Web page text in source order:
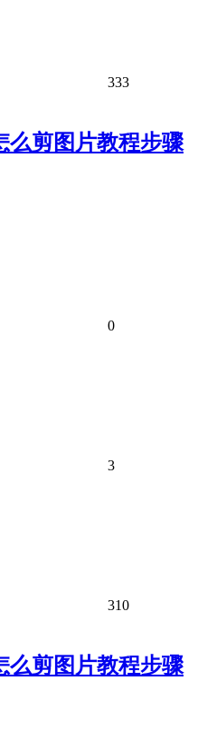
333
么剪图片教程步骤
0
3
310
么剪图片教程步骤